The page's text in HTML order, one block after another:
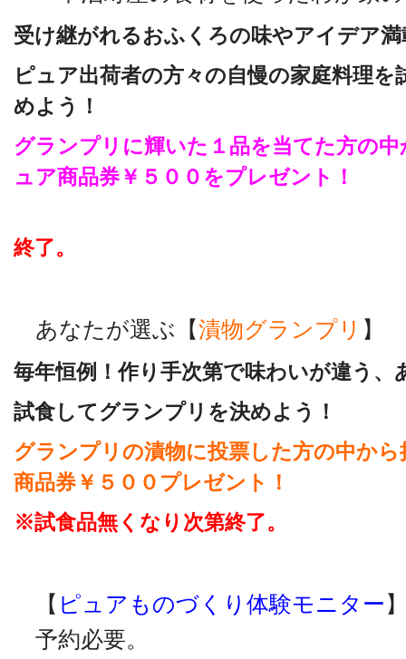
受け継がれるおふくろの味やアイデア
ピュア出荷者の方々の自慢の家庭料理
めよう！
グランプリに輝いた１品を当てた方の
ュア商品券￥５００をプレゼント！
終了。
あなたが選ぶ【漬物グランプリ 】
毎年恒例！作り手次第で味わいが違う、
試食してグランプリを決めよう！
グランプリの漬物に投票した方の中か
商品券￥５００プレゼント！
※試食品無くなり次第終了。
【 ピュアものづくり体験モニター
予約必要。